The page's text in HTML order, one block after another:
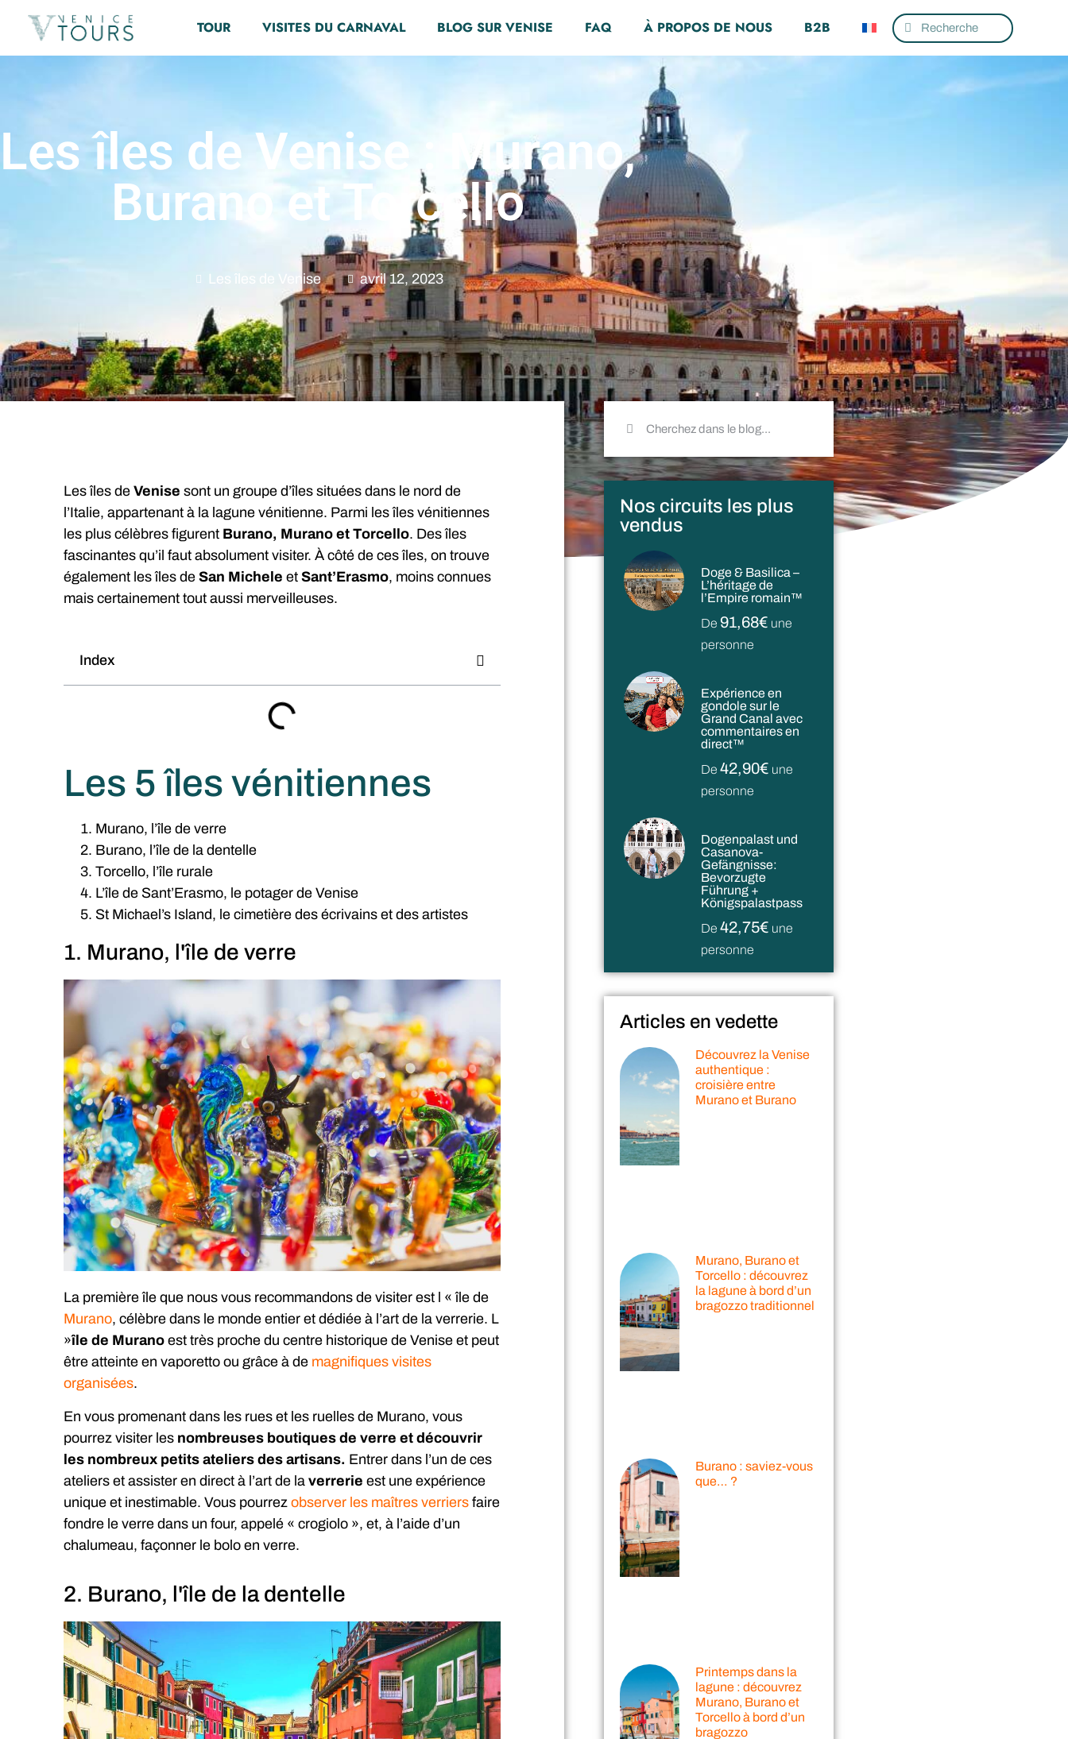
TOUR VISITES DU CARNAVAL BLOG SUR VENISE FAQ À PROPOS DE NOUS B2B
Les îles de Venise : Murano,
Burano et Torcello
Les îles de Venise avril 12, 2023
Les îles de Venise sont un groupe d’îles situées dans le nord de
l’Italie, appartenant à la lagune vénitienne. Parmi les îles vénitiennes
les plus célèbres figurent Burano, Murano et Torcello. Des îles
fascinantes qu’il faut absolument visiter. À côté de ces îles, on trouve
également les îles de San Michele et Sant’Erasmo, moins connues
mais certainement tout aussi merveilleuses.
Index
Les 5 îles vénitiennes
Murano, l’île de verre
Burano, l’île de la dentelle
Torcello, l’île rurale
L’île de Sant’Erasmo, le potager de Venise
St Michael’s Island, le cimetière des écrivains et des artistes
1. Murano, l'île de verre
La première île que nous vous recommandons de visiter est l « île de
Murano, célèbre dans le monde entier et dédiée à l’art de la verrerie. L
»île de Murano est très proche du centre historique de Venise et peut
être atteinte en vaporetto ou grâce à de magnifiques visites
organisées.
En vous promenant dans les rues et les ruelles de Murano, vous
pourrez visiter les nombreuses boutiques de verre et découvrir
les nombreux petits ateliers des artisans. Entrer dans l’un de ces
ateliers et assister en direct à l’art de la verrerie est une expérience
unique et inestimable. Vous pourrez observer les maîtres verriers faire
fondre le verre dans un four, appelé « crogiolo », et, à l’aide d’un
chalumeau, façonner le bolo en verre.
2. Burano, l'île de la dentelle
Nos circuits les plus
vendus
Doge & Basilica –
L’héritage de
l’Empire romain™
De 91,68€ une
personne
Expérience en
gondole sur le
Grand Canal avec
commentaires en
direct™
De42,90€ une
personne
Dogenpalast und
Casanova-
Gefängnisse:
Bevorzugte
Führung +
Königspalastpass
De42,75€ une
personne
Articles en vedette
Découvrez la Venise
authentique :
croisière entre
Murano et Burano
Murano, Burano et
Torcello : découvrez
la lagune à bord d’un
bragozzo traditionnel
Burano : saviez-vous
que… ?
Printemps dans la
lagune : découvrez
Murano, Burano et
Torcello à bord d’un
bragozzo